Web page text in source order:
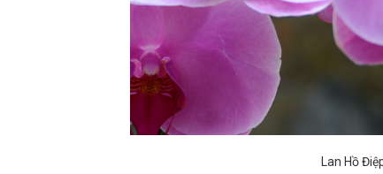
Lan Hồ